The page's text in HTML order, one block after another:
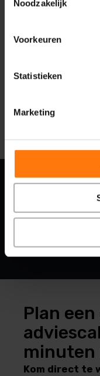
Noodzakelijk
Voorkeuren
Statistieken
Marketing
Plan
Kom direct te